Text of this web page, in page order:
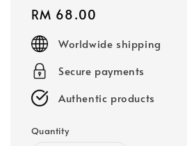
Regular
price
RM 68.00
Worldwide shipping
Secure payments
Authentic products
Quantity